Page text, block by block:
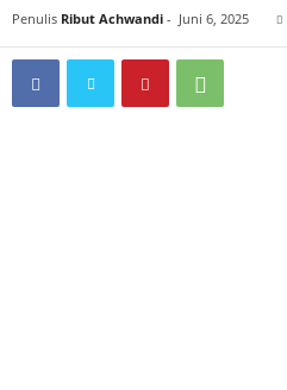
Penulis Ribut Achwandi - Juni 6, 2025